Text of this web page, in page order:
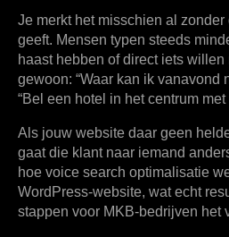
Je merkt het misschien al
geeft. Mensen typen steeds
haast hebben of direct iets
gewoon: “Waar kan ik vanavond
“Bel een hotel in het centrum
Als jouw website daar geen
gaat die klant naar iemand
hoe voice search optimalisatie
WordPress-website, wat echt
stappen voor MKB-bedrijven het